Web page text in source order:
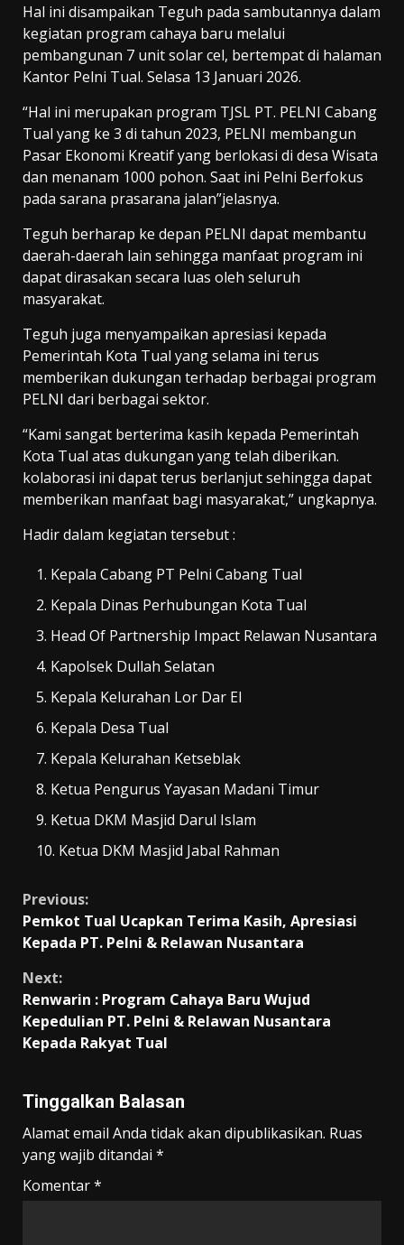
Hal ini disampaikan Teguh pada sambutannya dalam
kegiatan program cahaya baru melalui
pembangunan 7 unit solar cel, bertempat di halaman
Kantor Pelni Tual. Selasa 13 Januari 2026.
“Hal ini merupakan program TJSL PT. PELNI Cabang
Tual yang ke 3 di tahun 2023, PELNI membangun
Pasar Ekonomi Kreatif yang berlokasi di desa Wisata
dan menanam 1000 pohon. Saat ini Pelni Berfokus
pada sarana prasarana jalan”jelasnya.
Teguh berharap ke depan PELNI dapat membantu
daerah-daerah lain sehingga manfaat program ini
dapat dirasakan secara luas oleh seluruh
masyarakat.
Teguh juga menyampaikan apresiasi kepada
Pemerintah Kota Tual yang selama ini terus
memberikan dukungan terhadap berbagai program
PELNI dari berbagai sektor.
“Kami sangat berterima kasih kepada Pemerintah
Kota Tual atas dukungan yang telah diberikan.
kolaborasi ini dapat terus berlanjut sehingga dapat
memberikan manfaat bagi masyarakat,” ungkapnya.
Hadir dalam kegiatan tersebut :
Kepala Cabang PT Pelni Cabang Tual
Kepala Dinas Perhubungan Kota Tual
Head Of Partnership Impact Relawan Nusantara
Kapolsek Dullah Selatan
Kepala Kelurahan Lor Dar El
Kepala Desa Tual
Kepala Kelurahan Ketseblak
Ketua Pengurus Yayasan Madani Timur
Ketua DKM Masjid Darul Islam
Ketua DKM Masjid Jabal Rahman
Continue
Reading
Previous:
Pemkot Tual Ucapkan Terima Kasih, Apresiasi
Kepada PT. Pelni & Relawan Nusantara
Next:
Renwarin : Program Cahaya Baru Wujud
Kepedulian PT. Pelni & Relawan Nusantara
Kepada Rakyat Tual
Tinggalkan Balasan
Alamat email Anda tidak akan dipublikasikan. Ruas
yang wajib ditandai *
Komentar*